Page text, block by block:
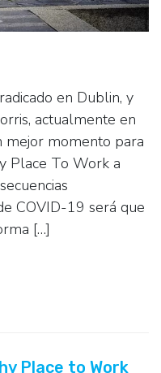
en Dublin, y
actualmente en
mejor momento para
Place To Work a
COVID-19 será que
[…]
Place to Work